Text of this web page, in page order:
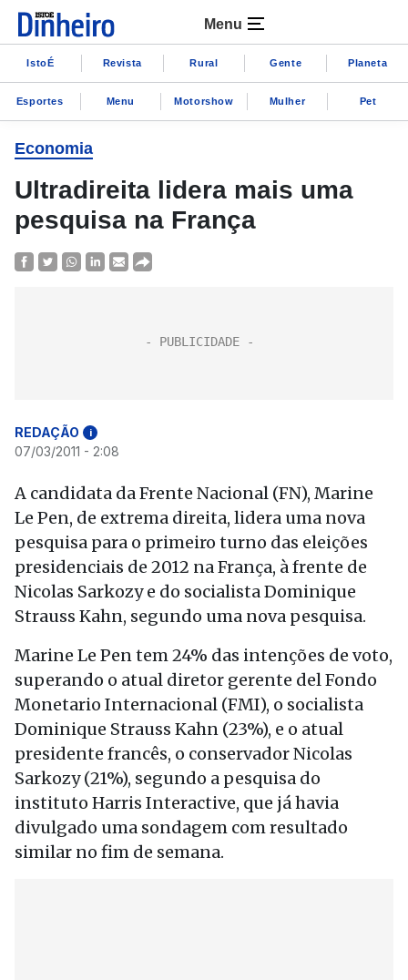
Menu
IstoÉ Revista Rural Gente Planeta
Esportes Menu Motorshow Mulher Pet
Economia
Ultradireita lidera mais uma
pesquisa na França
REDAÇÃO i
07/03/2011 - 2:08
A candidata da Frente Nacional (FN), Marine
Le Pen, de extrema direita, lidera uma nova
pesquisa para o primeiro turno das eleições
presidenciais de 2012 na França, à frente de
Nicolas Sarkozy e do socialista Dominique
Strauss Kahn, segundo uma nova pesquisa.
Marine Le Pen tem 24% das intenções de voto,
superando o atual diretor gerente del Fondo
Monetario Internacional (FMI), o socialista
Dominique Strauss Kahn (23%), e o atual
presidente francês, o conservador Nicolas
Sarkozy (21%), segundo a pesquisa do
instituto Harris Interactive, que já havia
divulgado uma sondagem com resultado
similar no fim de semana.